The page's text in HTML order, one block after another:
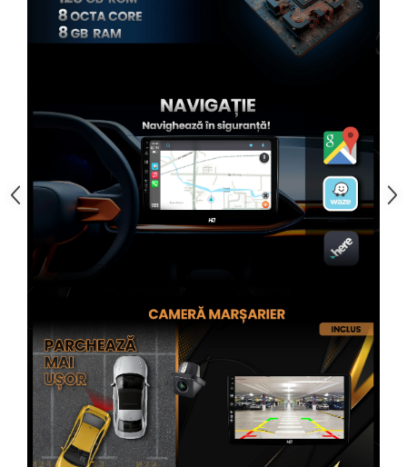
Rame adaptoare Isuzu
Rame adaptoare Iveco
Rame adaptoare Smart
Rame adaptoare Land Rover
Rame adaptoare Ssangyong
Conectica Auto
Conectică Audi
Conectică Ford
Conectică Volkswagen